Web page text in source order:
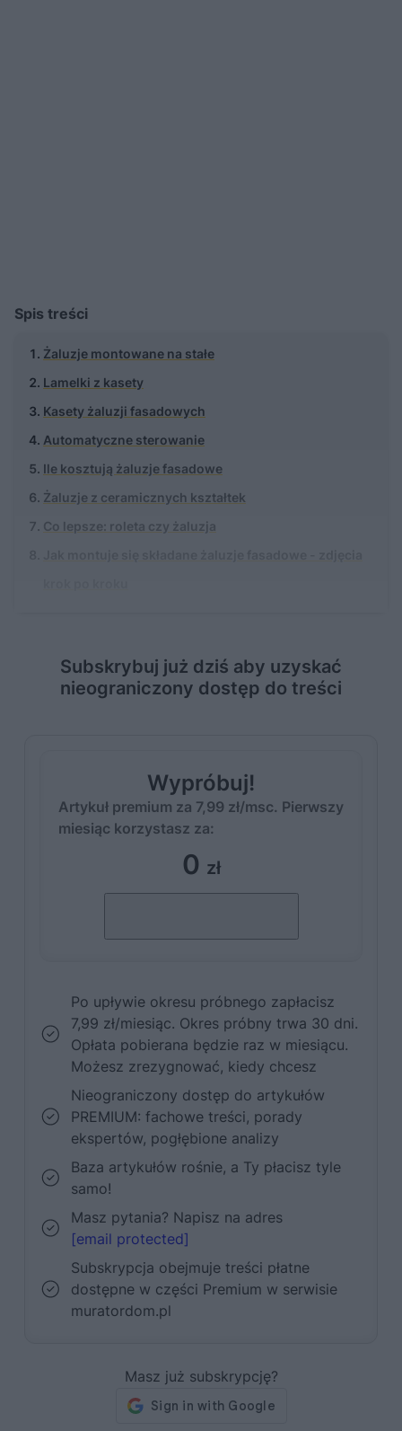
Spis treści
Żaluzje montowane na stałe
Lamelki z kasety
Kasety żaluzji fasadowych
Automatyczne sterowanie
Ile kosztują żaluzje fasadowe
Żaluzje z ceramicznych kształtek
Co lepsze: roleta czy żaluzja
Subskrybuj już dziś aby uzyskać
nieograniczony dostęp do treści
Wypróbuj!
Artykuł premium za 7,99 zł/msc. Pierwszy
miesiąc korzystasz za:
0 zł
Po upływie okresu próbnego zapłacisz
7,99 zł/miesiąc. Okres próbny trwa 30 dni.
Opłata pobierana będzie raz w miesiącu.
Możesz zrezygnować, kiedy chcesz
Nieograniczony dostęp do artykułów
PREMIUM: fachowe treści, porady
ekspertów, pogłębione analizy
Baza artykułów rośnie, a Ty płacisz tyle
samo!
Masz pytania? Napisz na adres
[email protected]
Subskrypcja obejmuje treści płatne
dostępne w części Premium w serwisie
muratordom.pl
Masz już subskrypcję?